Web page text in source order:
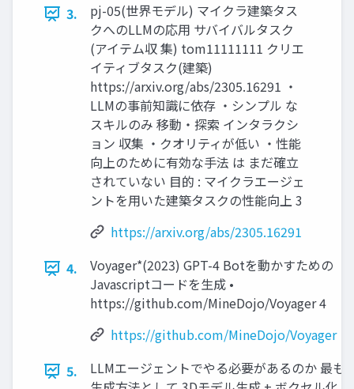
3.
pj-05(世界モデル) マイクラ建築タス
クへのLLMの応用 サバイバルタスク
(アイテム収 集) tom11111111 クリエ
イティブタスク(建築)
https://arxiv.org/abs/2305.16291 ・
LLMの事前知識に依存 ・シンプル な
スキルのみ 移動・探索 インタラクシ
ョン 収集 ・クオリティが低い ・性能
向上のために有効な⼿法 は まだ確⽴
されていない ⽬的 : マイクラエージェ
ントを⽤いた建築タスクの性能向上 3
https://arxiv.org/abs/2305.16291
4.
Voyager*(2023) GPT-4 Botを動かすための
Javascriptコードを⽣成 •
https://github.com/MineDojo/Voyager 4
https://github.com/MineDojo/Voyager
5.
LLMエージェントでやる必要があるのか 最も